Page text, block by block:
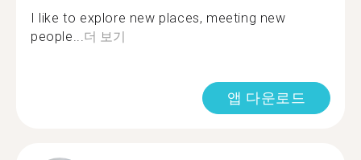
I like to explore new places, meeting new
people...더 보기
앱 다운로드